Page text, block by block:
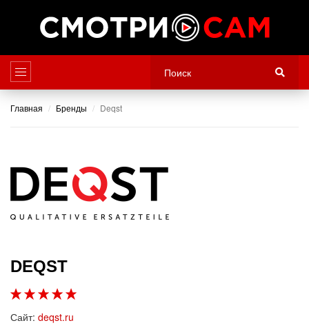
Главная Бренды Deqst
DEQST
Сайт: deqst.ru